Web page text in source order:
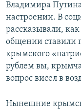
Владимира
настроении. В
рассказывали,
общении ставили
крымского
рублем вы,
вопрос висел в
Нынешние